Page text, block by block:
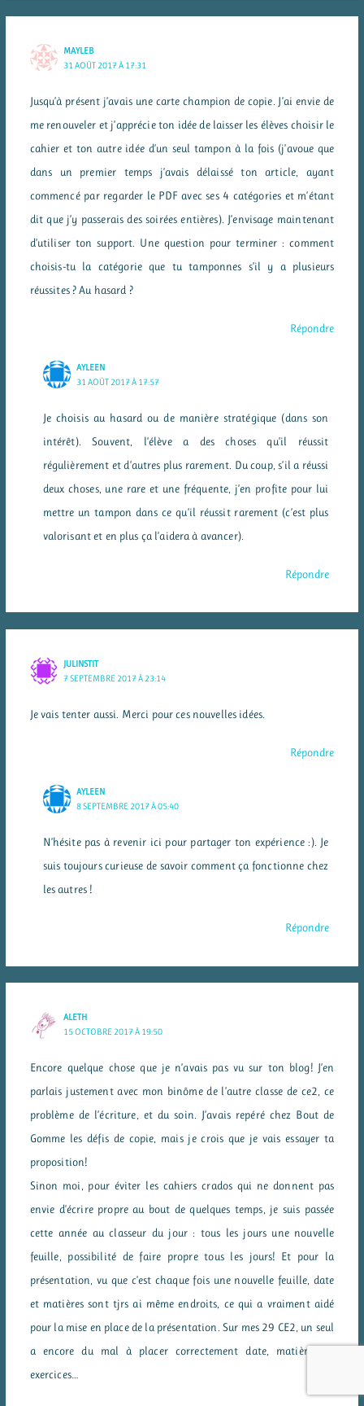
MAYLEB
31 AOÛT 2017 À 17:31
Jusqu’à présent j’avais une carte champion de copie. J’ai envie de
me renouveler et j’apprécie ton idée de laisser les élèves choisir le
cahier et ton autre idée d’un seul tampon à la fois (j’avoue que
dans un premier temps j’avais délaissé ton article, ayant
commencé par regarder le PDF avec ses 4 catégories et m’étant
dit que j’y passerais des soirées entières). J’envisage maintenant
d’utiliser ton support. Une question pour terminer : comment
choisis-tu la catégorie que tu tamponnes s’il y a plusieurs
réussites ? Au hasard ?
Répondre
AYLEEN
31 AOÛT 2017 À 17:57
Je choisis au hasard ou de manière stratégique (dans son
intérêt). Souvent, l’élève a des choses qu’il réussit
régulièrement et d’autres plus rarement. Du coup, s’il a réussi
deux choses, une rare et une fréquente, j’en profite pour lui
mettre un tampon dans ce qu’il réussit rarement (c’est plus
valorisant et en plus ça l’aidera à avancer).
Répondre
JULINSTIT
7 SEPTEMBRE 2017 À 23:14
Je vais tenter aussi. Merci pour ces nouvelles idées.
Répondre
AYLEEN
8 SEPTEMBRE 2017 À 05:40
N’hésite pas à revenir ici pour partager ton expérience :). Je
suis toujours curieuse de savoir comment ça fonctionne chez
les autres !
Répondre
ALETH
15 OCTOBRE 2017 À 19:50
Encore quelque chose que je n’avais pas vu sur ton blog! J’en
parlais justement avec mon binôme de l’autre classe de ce2, ce
problème de l’écriture, et du soin. J’avais repéré chez Bout de
Gomme les défis de copie, mais je crois que je vais essayer ta
proposition!
Sinon moi, pour éviter les cahiers crados qui ne donnent pas
envie d’écrire propre au bout de quelques temps, je suis passée
cette année au classeur du jour : tous les jours une nouvelle
feuille, possibilité de faire propre tous les jours! Et pour la
présentation, vu que c’est chaque fois une nouvelle feuille, date
et matières sont tjrs ai même endroits, ce qui a vraiment aidé
pour la mise en place de la présentation. Sur mes 29 CE2, un seul
a encore du mal à placer correctement date, matière, ou
exercices…